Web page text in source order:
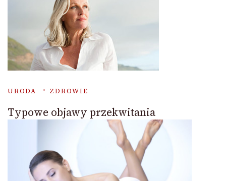
URODA ZDROWIE
Typowe objawy przekwitania